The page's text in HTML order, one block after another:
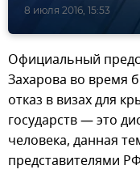
8 июля 2016, 15:53
Официальный
Захарова во время
отказ в визах для
государств — это
человека, данная
представителями